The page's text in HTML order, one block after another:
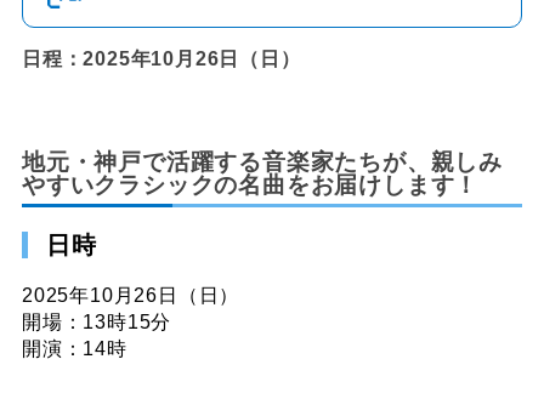
日程：2025年10月26日（日）
地元・神戸で活躍する音楽家たちが、親しみ
やすいクラシックの名曲をお届けします！
日時
2025年10月26日（日）
開場：13時15分
開演：14時